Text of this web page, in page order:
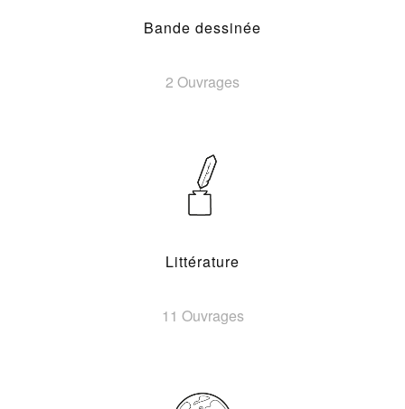
Bande dessinée
2 Ouvrages
Littérature
11 Ouvrages